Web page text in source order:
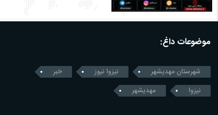
موضوعات داغ:
شهرستان مهدیشهر نیزوا نیوز
خبر
نیزوا
مهدیشهر